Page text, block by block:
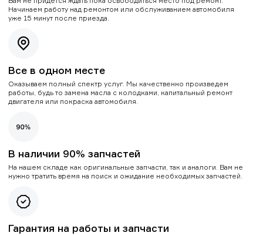
Начинаем работу над ремонтом или обслуживанием автомобиля
уже 15 минут после приезда.
Все в одном месте
Оказываем полный спектр услуг. Мы качественно произведем
работы, будь то замена масла с колодками, капитальный ремонт
двигателя или покраска автомобиля.
В наличии 90% запчастей
На нашем складе как оригинальные запчасти, так и аналоги. Вам не
нужно тратить время на поиск и ожидание необходимых запчастей.
Гарантия на работы и запчасти